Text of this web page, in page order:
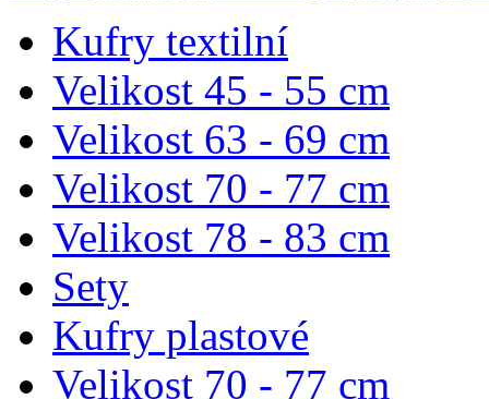
Kufry textilní
Velikost 45 - 55 cm
Velikost 63 - 69 cm
Velikost 70 - 77 cm
Velikost 78 - 83 cm
Sety
Kufry plastové
Velikost 70 - 77 cm